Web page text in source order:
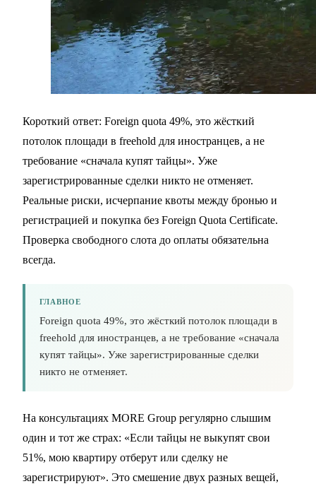
Короткий ответ: Foreign quota 49%, это жёсткий
потолок площади в freehold для иностранцев, а не
требование «сначала купят тайцы». Уже
зарегистрированные сделки никто не отменяет.
Реальные риски, исчерпание квоты между бронью и
регистрацией и покупка без Foreign Quota Certificate.
Проверка свободного слота до оплаты обязательна
всегда.
ГЛАВНОЕ
Foreign quota 49%, это жёсткий потолок площади в
freehold для иностранцев, а не требование «сначала
купят тайцы». Уже зарегистрированные сделки
никто не отменяет.
На консультациях MORE Group регулярно слышим
один и тот же страх: «Если тайцы не выкупят свои
51%, мою квартиру отберут или сделку не
зарегистрируют». Это смешение двух разных вещей,